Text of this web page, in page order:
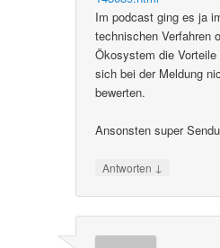
Im podcast ging es ja
technischen Verfahren
Ökosystem die
sich bei der Meldung
bewerten.
Ansonsten super
Antworten ↓